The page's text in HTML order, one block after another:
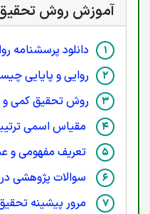
آموزش روش
دانلود پرسشنامه
روایی و پایایی
روش تحقیق کمی و
مقیاس اسمی
تعریف مفهومی و
سوالات پژوهشی
مرور پیشینه